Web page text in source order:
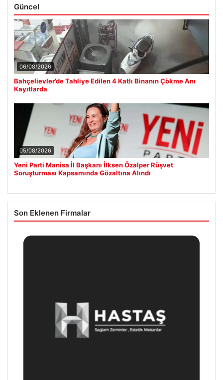
Güncel
06/08/2026
Bahçelievler’de Tahliye Edilen 4 Katlı Binanın Çökme Anı
Kayıtlarda
05/08/2026
Yeni Parti Manisa İl Başkanı İlksen Özalper Rüşvet
Soruşturması Kapsamında Gözaltına Alındı
Son Eklenen Firmalar